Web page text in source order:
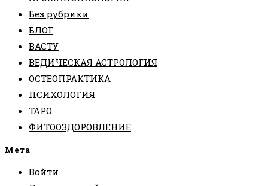
Без рубрики
БЛОГ
ВАСТУ
ВЕДИЧЕСКАЯ АСТРОЛОГИЯ
ОСТЕОПРАКТИКА
ПСИХОЛОГИЯ
ТАРО
ФИТООЗДОРОВЛЕНИЕ
Мета
Войти